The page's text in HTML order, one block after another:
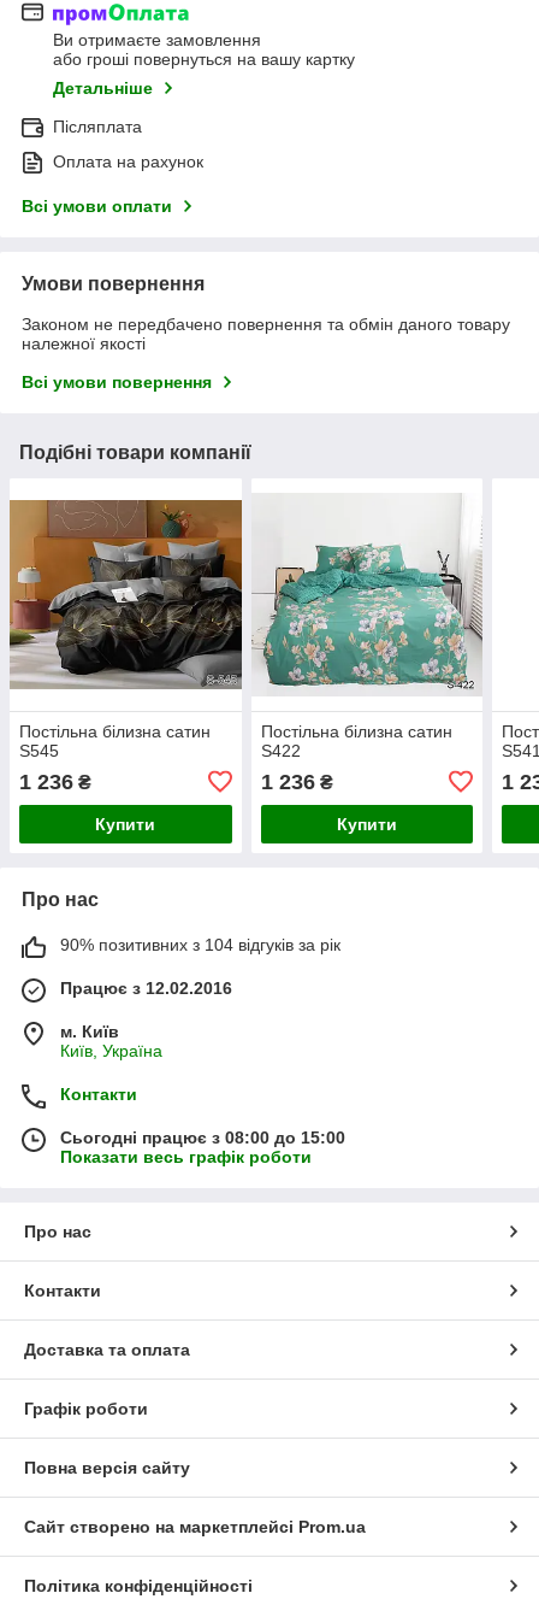
Ви отримаєте замовлення
або гроші повернуться на вашу картку
Детальніше
Післяплата
Оплата на рахунок
Всі умови оплати
Умови повернення
Законом не передбачено повернення та обмін даного товару
належної якості
Всі умови повернення
Подібні товари компанії
Постільна білизна сатин
S545
1 236 ₴
Купити
Постільна білизна сатин
S422
1 236₴
Купити
1
Про нас
90% позитивних з 104 відгуків за рік
Працює з 12.02.2016
м. Київ
Київ, Україна
Контакти
Сьогодні працює з 08:00 до 15:00
Показати весь графік роботи
Про нас
Контакти
Доставка та оплата
Графік роботи
Повна версія сайту
Сайт створено на маркетплейсі Prom.ua
Політика конфіденційності